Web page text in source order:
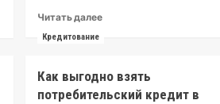
Читать далееRead
2500
рублей
Кредитование
Как выгодно взять
потребительский кредит в